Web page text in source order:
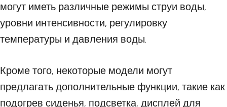
могут иметь различные режимы струи воды,
уровни интенсивности, регулировку
температуры и давления воды.
Кроме того, некоторые модели могут
предлагать дополнительные функции, такие как
подогрев сиденья, подсветка, дисплей для